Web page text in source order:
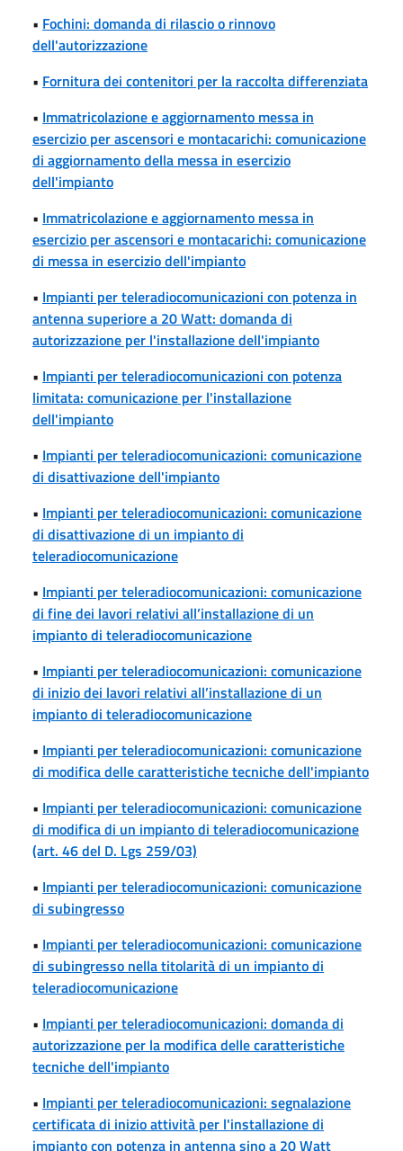
• Fochini: domanda di rilascio o rinnovo
dell'autorizzazione
• Fornitura dei contenitori per la raccolta differenziata
• Immatricolazione e aggiornamento messa in
esercizio per ascensori e montacarichi: comunicazione
di aggiornamento della messa in esercizio
dell'impianto
• Immatricolazione e aggiornamento messa in
esercizio per ascensori e montacarichi: comunicazione
di messa in esercizio dell'impianto
• Impianti per teleradiocomunicazioni con potenza in
antenna superiore a 20 Watt: domanda di
autorizzazione per l'installazione dell'impianto
• Impianti per teleradiocomunicazioni con potenza
limitata: comunicazione per l'installazione
dell'impianto
• Impianti per teleradiocomunicazioni: comunicazione
di disattivazione dell'impianto
• Impianti per teleradiocomunicazioni: comunicazione
di disattivazione di un impianto di
teleradiocomunicazione
• Impianti per teleradiocomunicazioni: comunicazione
di fine dei lavori relativi all’installazione di un
impianto di teleradiocomunicazione
• Impianti per teleradiocomunicazioni: comunicazione
di inizio dei lavori relativi all’installazione di un
impianto di teleradiocomunicazione
• Impianti per teleradiocomunicazioni: comunicazione
di modifica delle caratteristiche tecniche dell'impianto
• Impianti per teleradiocomunicazioni: comunicazione
di modifica di un impianto di teleradiocomunicazione
(art. 46 del D. Lgs 259/03)
• Impianti per teleradiocomunicazioni: comunicazione
di subingresso
• Impianti per teleradiocomunicazioni: comunicazione
di subingresso nella titolarità di un impianto di
teleradiocomunicazione
• Impianti per teleradiocomunicazioni: domanda di
autorizzazione per la modifica delle caratteristiche
tecniche dell'impianto
• Impianti per teleradiocomunicazioni: segnalazione
certificata di inizio attività per l'installazione di
impianto con potenza in antenna sino a 20 Watt